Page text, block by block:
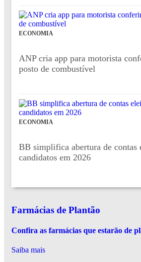
ECONOMIA
ANP cria app para motorista
posto de combustível
ECONOMIA
BB simplifica abertura de contas
candidatos em 2026
Farmácias de Plantão
Confira as farmácias que estarão de
Saiba mais